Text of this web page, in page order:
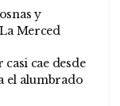
y
Merced
cae desde
el alumbrado